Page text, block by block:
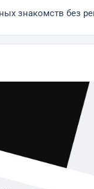
знакомств без